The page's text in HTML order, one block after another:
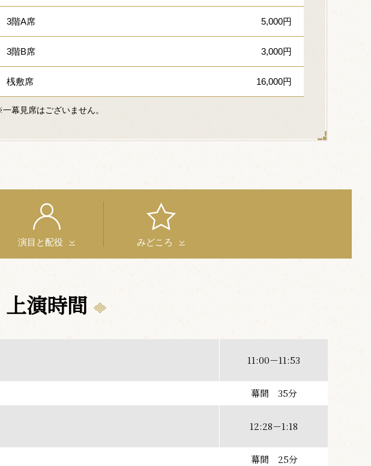
3階A席 5,000円
3階B席 3,000円
桟敷席 16,000円
幕見席はございません。
演目と配役 みどころ
上演時間
11:00－11:53
幕間 35分
12:28－1:18
幕間 25分